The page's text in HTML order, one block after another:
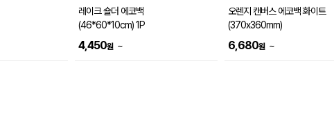
레이크 숄더 에코백
(46*60*10cm) 1P
4,450원 ~
오렌지 캔버스 에코백 화이트
(370x360mm)
6,680원 ~